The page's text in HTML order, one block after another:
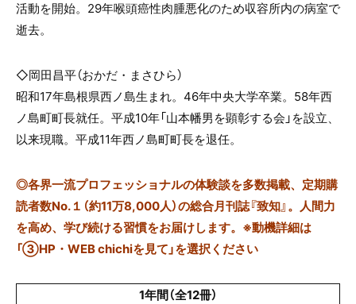
活動を開始。29年喉頭癌性肉腫悪化のため収容所内の病室で
逝去。
◇岡田昌平（おかだ・まさひら）
昭和17年島根県西ノ島生まれ。46年中央大学卒業。58年西
ノ島町町長就任。平成10年「山本幡男を顕彰する会」を設立、
以来現職。平成11年西ノ島町町長を退任。
◎各界一流プロフェッショナルの体験談を多数掲載、定期購
読者数No.１（約11万8,000人）の総合月刊誌『致知』。人間力
を高め、学び続ける習慣をお届けします。※動機詳細は
「③HP・WEB chichiを見て」を選択ください
1年間（全12冊）